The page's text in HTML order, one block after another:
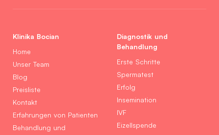
Klinika Bocian
Home
Unser Team
Blog
Preisliste
Kontakt
Erfahrungen von Patienten
Behandlung und
Diagnostik und
Behandlung
Erste Schritte
Spermatest
Erfolg
Insemination
IVF
Eizellspende